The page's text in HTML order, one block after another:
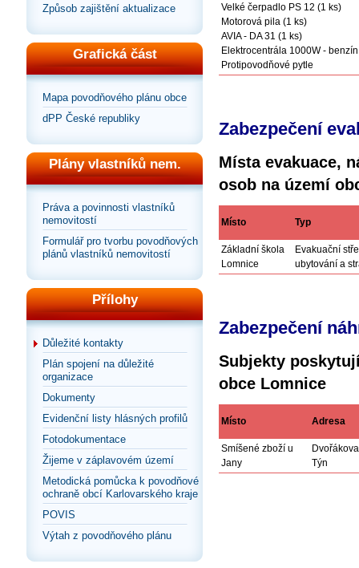
Způsob zajištění aktualizace
Grafická část
Mapa povodňového plánu obce
dPP České republiky
Plány vlastníků nem.
Práva a povinnosti vlastníků
nemovitostí
Formulář pro tvorbu povodňových
plánů vlastníků nemovitostí
Přílohy
Důležité kontakty
Plán spojení na důležité
organizace
Dokumenty
Evidenční listy hlásných profilů
Fotodokumentace
Žijeme v záplavovém území
Metodická pomůcka k povodňové
ochraně obcí Karlovarského kraje
POVIS
Výtah z povodňového plánu
Velké čerpadlo PS 12 (1 ks)
Motorová pila (1 ks)
AVIA - DA 31 (1 ks)
Elektrocentrála 1000W -
Protipovodňové pytle
Zabezpečení
Místa evakuace,
osob na území
Místo Typ
Základní škola
Lomnice
Evakuační
ubytování a
Zabezpečení
Subjekty
obce Lomnice
Místo Adresa
Smíšené zboží u
Jany
Týn